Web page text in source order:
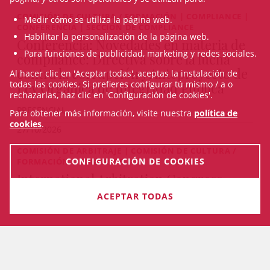
COMISIÓN DE CULTURA / FORMACIÓN | COMPLIANCE |
CONFERENCIA | SECCIÓN DE COMPLIANCE
Conferencia: Novedades en materia de
compliance: Directiva sobre la lucha
contra la corrupción y Anteproyecto de
Ley Orgánica de Integridad Pública
PRESENCIAL
27/10/2026
FORMACIÓN | CONGRESO
International Arbitration Congress
2026. Quo Vadis Arbitration
Medir cómo se utiliza la página web.
Habilitar la personalización de la página web.
Para funciones de publicidad, marketing y redes sociales.
Al hacer clic en 'Aceptar todas', aceptas la instalación de
todas las cookies. Si prefieres configurar tú mismo / a o
rechazarlas, haz clic en 'Configuración de cookies'.
Para obtener más información, visite nuestra política de
cookies.
CONFIGURACIÓN DE COOKIES
ACEPTAR TODAS